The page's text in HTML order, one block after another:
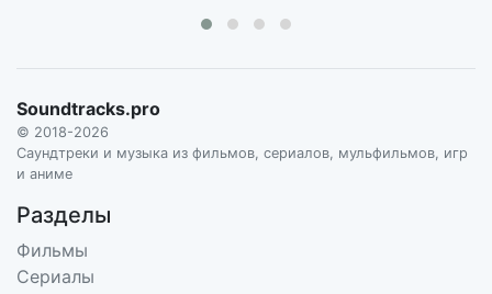
Dinner Party
PAUL WILEY
Soundtracks.pro
© 2018-2026
Саундтреки и музыка из фильмов, сериалов, мульфильмов, игр
и аниме
Разделы
Фильмы
Сериалы